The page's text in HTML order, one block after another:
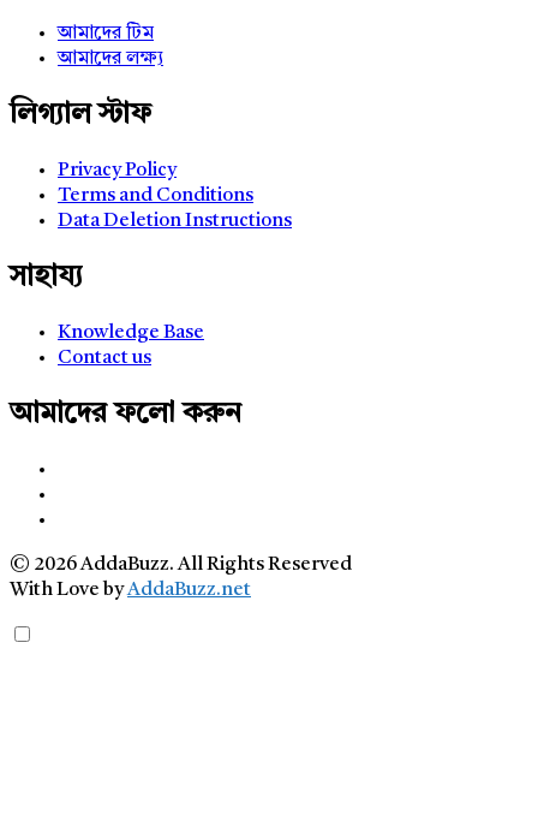
আমাদের টিম
আমাদের লক্ষ্য
লিগ্যাল স্টাফ
Privacy Policy
Terms and Conditions
Data Deletion Instructions
সাহায্য
Knowledge Base
Contact us
আমাদের ফলো করুন
© 2026 AddaBuzz. All Rights Reserved
With Love byAddaBuzz.net